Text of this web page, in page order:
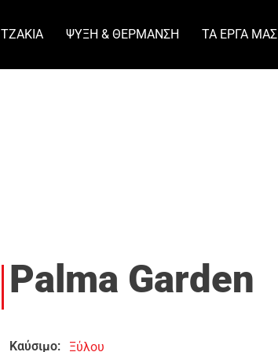
ΤΖΆΚΙΑ ΨΎΞΗ & ΘΈΡΜΑΝΣΗ ΤΑ ΈΡΓΑ ΜΑΣ
Palma Garden
Καύσιμο: Ξύλου